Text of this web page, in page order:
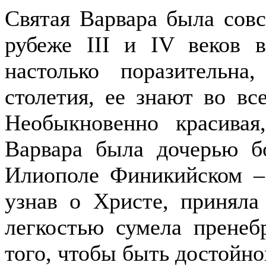
Святая Варвара была
рубеже III и IV веков
настолько
столетия, ее знают во
Необыкновенно
Варвара была дочерью
Илиополе Финикийском
узнав о Христе,
легкостью сумела
того, чтобы быть